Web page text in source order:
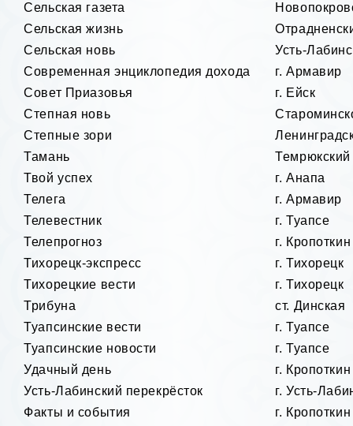
Сельская газета
Сельская жизнь
Сельская новь
Усть-
Современная энциклопедия дохода
г. Армавир
Совет Приазовья
г. Ейск
Степная новь
Степные зори
Тамань
Твой успех
г. Анапа
Телега
г. Армавир
Телевестник
г. Туапсе
Телепрогноз
г. Кропоткин
Тихорецк-экспресс
г. Тихорецк
Тихорецкие вести
г. Тихорецк
Трибуна
ст. Динская
Туапсинские вести
г. Туапсе
Туапсинские новости
г. Туапсе
Удачный день
г. Кропоткин
Усть-Лабинский перекрёсток
г. Усть-
Факты и события
г. Кропоткин